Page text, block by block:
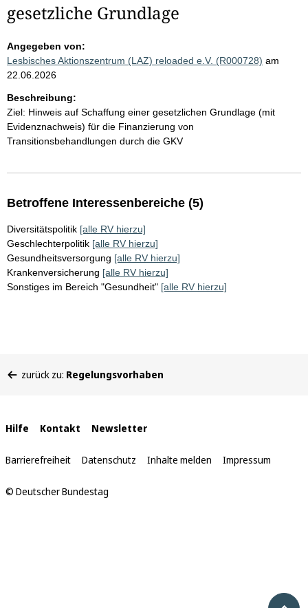
gesetzliche Grundlage
Angegeben von:
Lesbisches Aktionszentrum (LAZ) reloaded e.V. (R000728) am
22.06.2026
Beschreibung:
Ziel: Hinweis auf Schaffung einer gesetzlichen Grundlage (mit
Evidenznachweis) für die Finanzierung von
Transitionsbehandlungen durch die GKV
Betroffene Interessenbereiche (5)
Diversitätspolitik [alle RV hierzu]
Geschlechterpolitik [alle RV hierzu]
Gesundheitsversorgung [alle RV hierzu]
Krankenversicherung [alle RV hierzu]
Sonstiges im Bereich "Gesundheit" [alle RV hierzu]
befinden
zurück zu: Regelungsvorhaben
Interne
Links
Hilfe Kontakt Newsletter
Barrierefreiheit Datenschutz Inhalte melden Impressum
© Deutscher Bundestag